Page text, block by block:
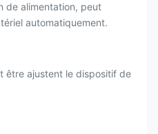
de alimentation, peut
automatiquement.
être ajustent le dispositif de